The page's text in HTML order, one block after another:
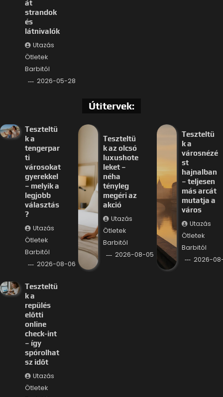
át
strandok
és
látnivalók
Utazás
Ötletek
Barbitól
2026-05-28
Útitervek:
Teszteltü
k a
tengerpar
ti
városokat
gyerekkel
– melyik a
legjobb
választás
?
Utazás
Ötletek
Barbitól
2026-08-06
Teszteltü
k az olcsó
luxushote
leket –
néha
tényleg
megéri az
akció
Utazás
Ötletek
Barbitól
2026-08-05
Teszteltü
k a
városnézé
st
hajnalban
– teljesen
más arcát
mutatja a
város
Utazás
Ötletek
Barbitól
2026-
Teszteltü
k a
repülés
előtti
online
check-int
– így
spórolhat
sz időt
Utazás
Ötletek